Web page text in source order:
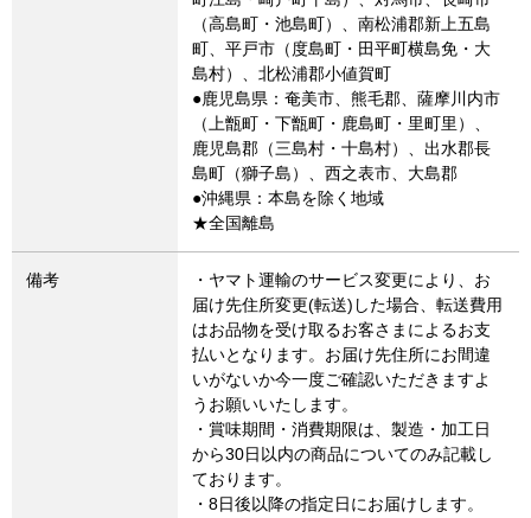
（高島町・池島町）、南松浦郡新上五島
町、平戸市（度島町・田平町横島免・大
島村）、北松浦郡小値賀町
●鹿児島県：奄美市、熊毛郡、薩摩川内市
（上甑町・下甑町・鹿島町・里町里）、
鹿児島郡（三島村・十島村）、出水郡長
島町（獅子島）、西之表市、大島郡
●沖縄県：本島を除く地域
★全国離島
備考
・ヤマト運輸のサービス変更により、お
届け先住所変更(転送)した場合、転送費用
はお品物を受け取るお客さまによるお支
払いとなります。お届け先住所にお間違
いがないか今一度ご確認いただきますよ
うお願いいたします。
・賞味期間・消費期限は、製造・加工日
から30日以内の商品についてのみ記載し
ております。
・8日後以降の指定日にお届けします。